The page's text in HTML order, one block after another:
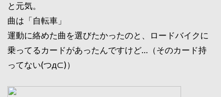
と元気。
曲は「自転車」
運動に絡めた曲を選びたかったのと、ロードバイクに
乗ってるカードがあったんですけど…（そのカード持
ってない(つд⊂)）